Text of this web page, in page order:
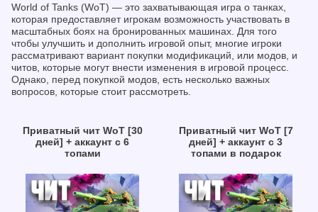
World of Tanks (WoT) — это захватывающая игра о танках,
которая предоставляет игрокам возможность участвовать в
масштабных боях на бронированных машинах. Для того
чтобы улучшить и дополнить игровой опыт, многие игроки
рассматривают вариант покупки модификаций, или модов, и
читов, которые могут внести изменения в игровой процесс.
Однако, перед покупкой модов, есть несколько важных
вопросов, которые стоит рассмотреть.
Приватный чит WoT [30
дней] + аккаунт с 6
топами
Приватный чит WoT [7
дней] + аккаунт с 3
топами в подарок